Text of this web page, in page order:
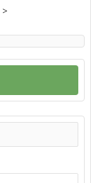
>